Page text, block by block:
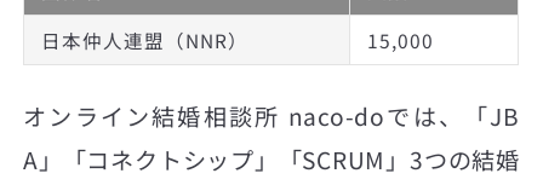
日本仲人連盟（NNR）
15,000
オンライン結婚相談所 naco-doでは、「JB
A」「コネクトシップ」「SCRUM」3つの結婚